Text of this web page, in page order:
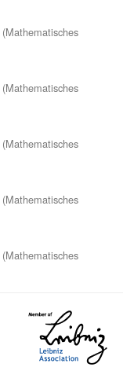
(Mathematisches
(Mathematisches
(Mathematisches
(Mathematisches
(Mathematisches